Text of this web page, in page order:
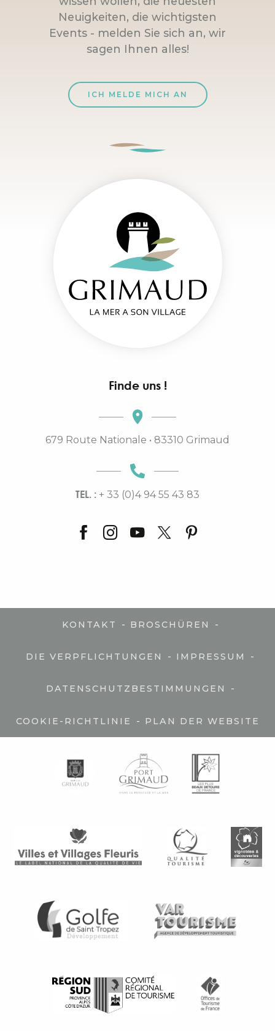
Neuigkeiten, die wichtigsten
Events - melden Sie sich an, wir
sagen Ihnen alles!
ICH MELDE MICH AN
Finde uns !
679 Route Nationale • 83310 Grimaud
TEL. : + 33 (0)4 94 55 43 83
KONTAKT - BROSCHÜREN -
DIE VERPFLICHTUNGEN - IMPRESSUM -
DATENSCHUTZBESTIMMUNGEN -
COOKIE-RICHTLINIE - PLAN DER WEBSITE